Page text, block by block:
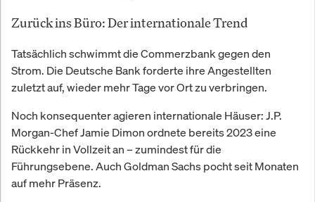
Zurück ins Büro: Der internationale Trend
Tatsächlich schwimmt die Commerzbank gegen den
Strom. Die Deutsche Bank forderte ihre Angestellten
zuletzt auf, wieder mehr Tage vor Ort zu verbringen.
Noch konsequenter agieren internationale Häuser: J.P.
Morgan-Chef Jamie Dimon ordnete bereits 2023 eine
Rückkehr in Vollzeit an – zumindest für die
Führungsebene. Auch Goldman Sachs pocht seit Monaten
auf mehr Präsenz.